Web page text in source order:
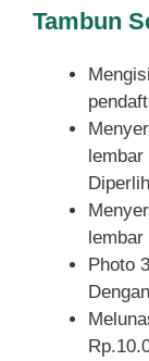
Tambun
lembar
Photo